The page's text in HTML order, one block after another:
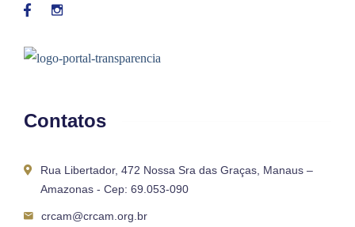
Contatos
Rua Libertador, 472 Nossa Sra das Graças, Manaus –
Amazonas - Cep: 69.053-090
crcam@crcam.org.br